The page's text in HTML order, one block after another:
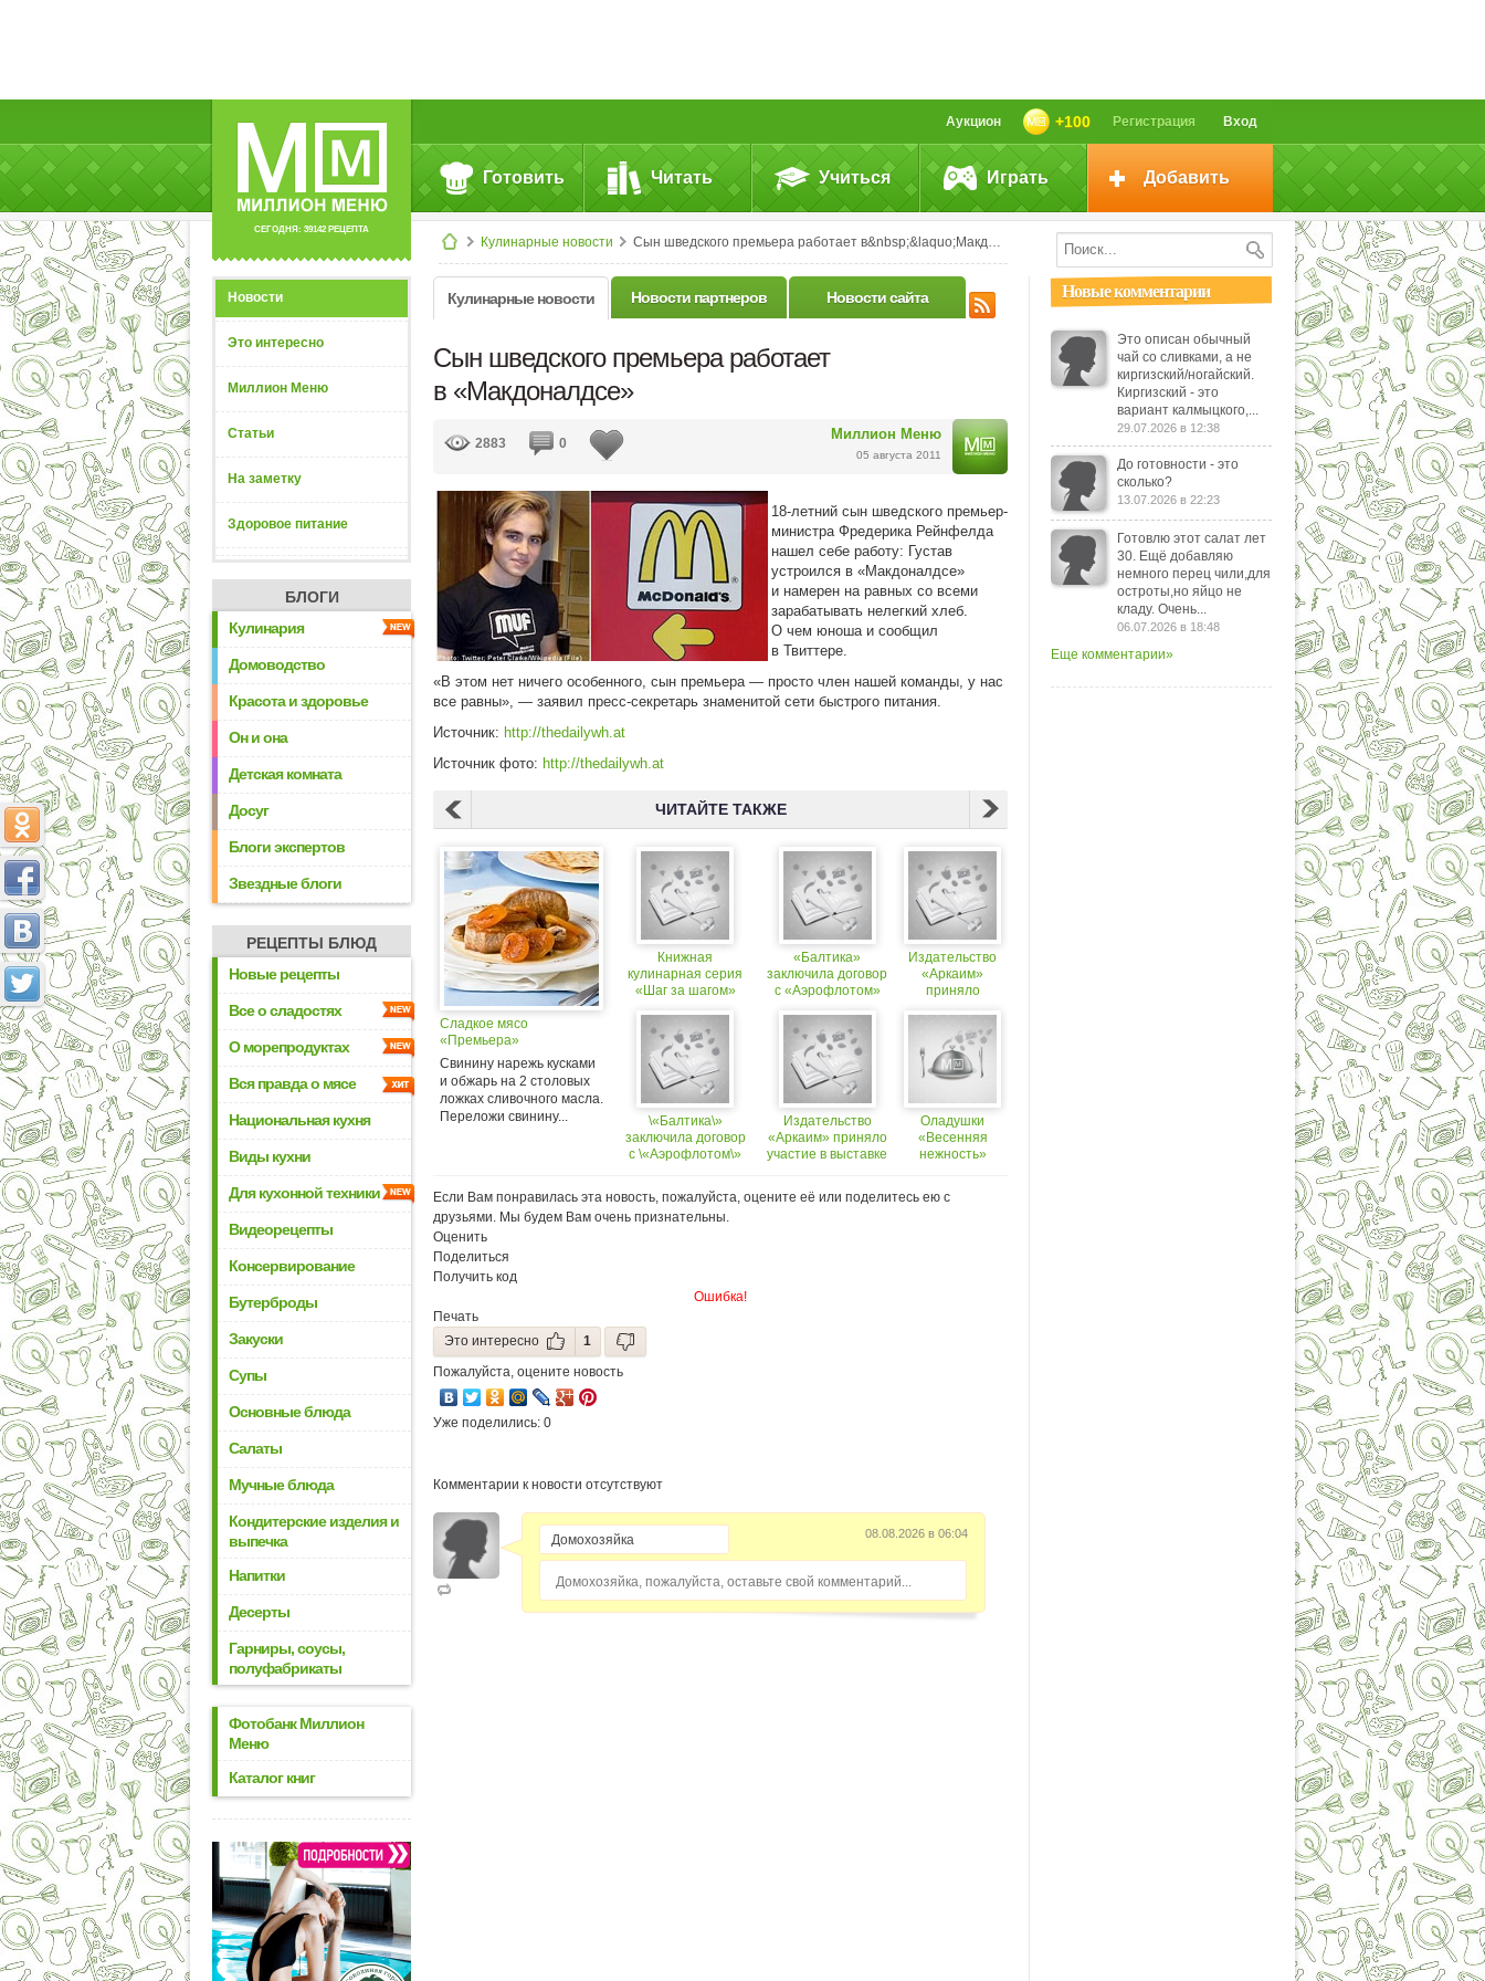
СЕГОДНЯ: 39142 РЕЦЕПТА
Вход
Регистрация
+100
Аукцион
Готовить Читать Учиться Играть Добавить
Кулинарные новости Сын шведского премьера работает в&nbsp;&laquo;Макдоналдсе&raquo;
Новости
Это интересно
Миллион Меню
Статьи
На заметку
Здоровое питание
БЛОГИ
Кулинария
Домоводство
Красота и здоровье
Он и она
Детская комната
Досуг
Блоги экспертов
Звездные блоги
РЕЦЕПТЫ БЛЮД
Новые рецепты
Все о сладостях
О морепродуктах
Вся правда о мясе
Национальная кухня
Виды кухни
Для кухонной техники
Видеорецепты
Консервирование
Бутерброды
Закуски
Супы
Основные блюда
Салаты
Мучные блюда
Кондитерские изделия и
выпечка
Напитки
Десерты
Гарниры, соусы,
полуфабрикаты
Фотобанк Миллион
Меню
Каталог книг
Кулинарные новости Новости партнеров Новости сайта
Сын шведского премьера работает
в «Макдоналдсе»
Миллион Меню
05 августа 2011
2883 0
18-летний сын шведского премьер-
министра Фредерика Рейнфелда
нашел себе работу: Густав
устроился в «Макдоналдсе»
и намерен на равных со всеми
зарабатывать нелегкий хлеб.
О чем юноша и сообщил
в Твиттере.
«В этом нет ничего особенного, сын премьера — просто член нашей команды, у нас
все равны», — заявил пресс-секретарь знаменитой сети быстрого питания.
Источник: http://thedailywh.at
Источник фото: http://thedailywh.at
ЧИТАЙТЕ ТАКЖЕ
Сладкое мясо
«Премьера»
Свинину нарежь кусками
и обжарь на 2 столовых
ложках сливочного масла.
Переложи свинину...
Книжная
кулинарная серия
«Шаг за шагом»
«Аркаим» признана
лучшей в мире
за 2004 год
\«Балтика\»
заключила договор
с \«Аэрофлотом\»
«Балтика»
заключила договор
с «Аэрофлотом»
Издательство
«Аркаим» приняло
участие в выставке
Издательство
«Аркаим»
приняло
«Пир 2003»
Оладушки
«Весенняя
нежность»
Если Вам понравилась эта новость, пожалуйста, оцените её или поделитесь ею с
друзьями. Мы будем Вам очень признательны.
Оценить
Поделиться
Получить код
Ошибка!
Печать
Это интересно
1
Пожалуйста, оцените новость
Уже поделились: 0
Комментарии к новости отсутствуют
08.08.2026 в 06:04
Домохозяйка, пожалуйста, оставьте свой комментарий...
Новые комментарии
Это описан обычный
чай со сливками, а не
киргизский/ногайский.
Киргизский - это
вариант калмыцкого,...
29.07.2026 в 12:38
До готовности - это
сколько?
13.07.2026 в 22:23
Готовлю этот салат лет
30. Ещё добавляю
немного перец чили,для
остроты,но яйцо не
кладу. Очень...
06.07.2026 в 18:48
Еще комментарии»